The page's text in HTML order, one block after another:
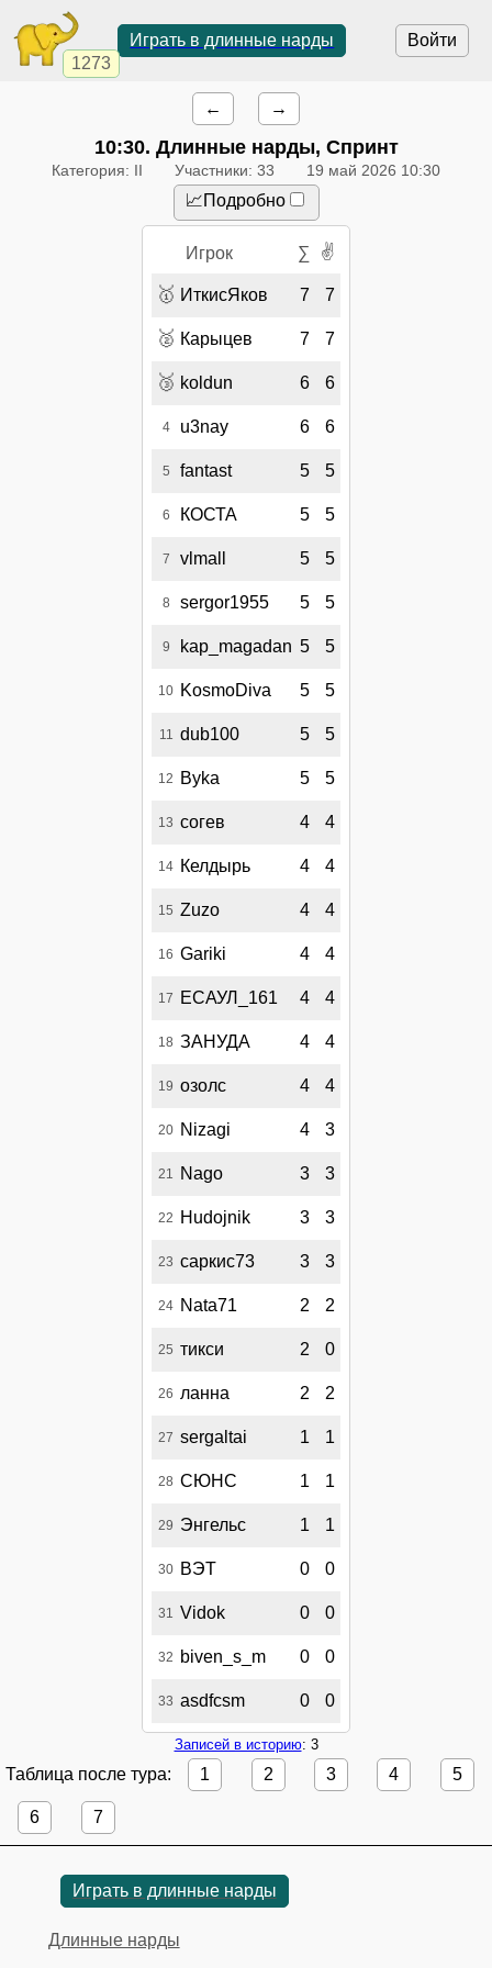
1273
Войти
Играть в длинные нарды
← →
10:30. Длинные нарды, Спринт
Категория: II Участники: 33 19 май 2026 10:30
📈Подробно
Игрок ∑ ✌
🥇 ИткисЯков 7 7
🥈 Карыцев 7 7
🥉 koldun 6 6
4 u3nay 6 6
5 fantast 5 5
6 КОСТА 5 5
7 vlmall 5 5
8 sergor1955 5 5
9 kap_magadan 5 5
10 KosmoDiva 5 5
11 dub100 5 5
12 Byka 5 5
13 согев 4 4
14 Келдырь 4 4
15 Zuzo 4 4
16 Gariki 4 4
17 ЕСАУЛ_161 4 4
18 ЗАНУДА 4 4
19 озолс 4 4
20 Nizagi 4 3
21 Nago 3 3
22 Hudojnik 3 3
23 саркис73 3 3
24 Nata71 2 2
25 тикси 2 0
26 ланна 2 2
27 sergaltai 1 1
28 СЮНС 1 1
29 Энгельс 1 1
30 ВЭТ 0 0
31 Vidok 0 0
32 biven_s_m 0 0
33 asdfcsm 0 0
Записей в историю: 3
Таблица после тура: 1 2 3 4 5
6 7
Играть в длинные нарды
Длинные нарды